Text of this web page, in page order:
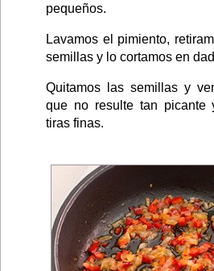
pequeños.
Lavamos el pimiento,
semillas y lo cortamos en
Quitamos las semillas y
que no resulte tan picante
tiras finas.